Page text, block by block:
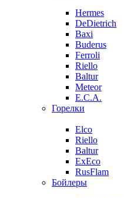
Hermes
DeDietrich
Baxi
Buderus
Ferroli
Riello
Baltur
Meteor
E.C.A.
Горелки
Elco
Riello
Baltur
ExEco
RusFlam
Бойлеры